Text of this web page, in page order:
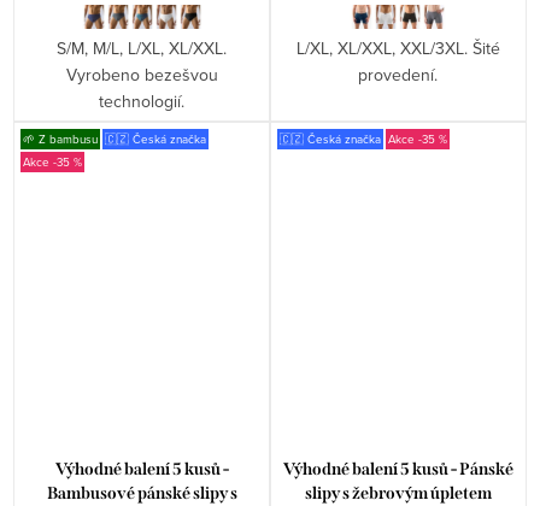
S/M, M/L, L/XL, XL/XXL.
Vyrobeno bezešvou
technologií.
L/XL, XL/XXL, XXL/3XL. Šité
provedení.
🌱 Z bambusu 🇨🇿 Česká značka
-35 %
Výhodné balení 5 kusů -
Bambusové pánské slipy s
🇨🇿 Česká značka -35 %
Výhodné balení 5 kusů - Pánské
slipy s žebrovým úpletem